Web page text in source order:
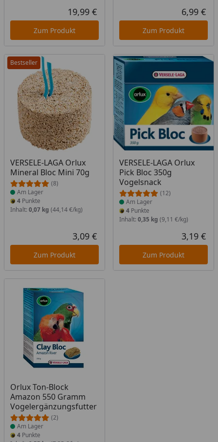
Aktueller Preis
19,99 €
Zum Produkt
6,99 €
Zum Produkt
Bestseller
VERSELE-LAGA Orlux
Mineral Bloc Mini 70g
(8)
Produkt am Lager
Am Lager
4 Punkte
Inhalt: 0,07 kg (44,14 €/kg)
Aktueller Preis
3,09 €
Zum Produkt
VERSELE-LAGA Orlux
Pick Bloc 350g
Vogelsnack
(12)
Produkt am Lager
Am Lager
4Punkte
Inhalt: 0,35 kg (9,11 €/kg)
3,19 €
Zum Produkt
Orlux Ton-Block
Amazon 550 Gramm
Vogelergänzungsfutter
(2)
Produkt am Lager
Am Lager
4 Punkte